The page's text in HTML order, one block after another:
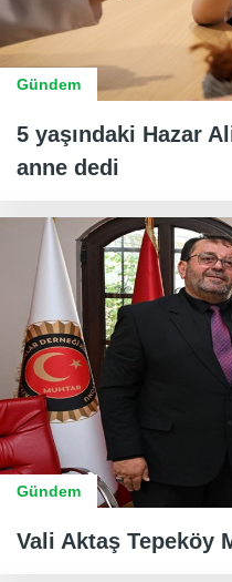
Gündem
5 yaşındaki Hazar
anne dedi
Gündem
Vali Aktaş Tepeköy